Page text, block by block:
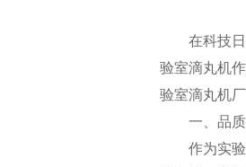
在科技日新
验室滴丸机
验室滴丸机
一、品质
作为实验室